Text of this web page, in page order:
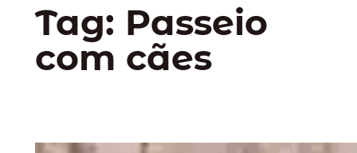
Tag: Passeio
com cães